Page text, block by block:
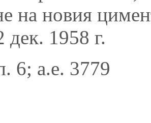
на новия
дек. 1958 г.
6; а.е. 3779